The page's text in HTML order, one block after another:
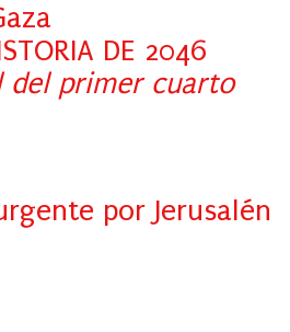
DE 2046
del primer cuarto
por Jerusalén